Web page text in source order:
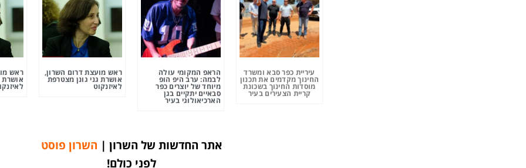
עיריית כפר סבא ומשרד
החינוך מקדמים את תכנון
מוסדות החינוך בשכונת
קריית הצעירים בעיר
הראפ המקומי עולה
לבמה: ערב היפ הופ
מיוחד של יוצרים כפר
סבאיים יתקיים בגן
הארכיאולוגי בעיר
ראש מועצת דרום השרון,
אושרת גני גונן מצטרפת
לאיזנקוט
ראש
אושרת
אתר החדשות של השרון | השרון פוסט
לפני כולם!